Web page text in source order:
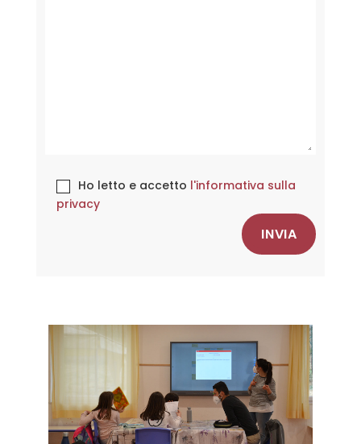
Ho letto e accetto l'informativa sulla
privacy